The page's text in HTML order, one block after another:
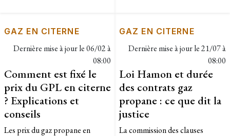
GAZ EN CITERNE
Dernière mise à jour le06/02 à
08:00
Comment est fixé le
prix du GPL en citerne
? Explications et
conseils
Les prix du gaz propane en
GAZ EN CITERNE
Dernière mise à jour le21/07 à
08:00
Loi Hamon et durée
des contrats gaz
propane : ce que dit la
justice
La commission des clauses